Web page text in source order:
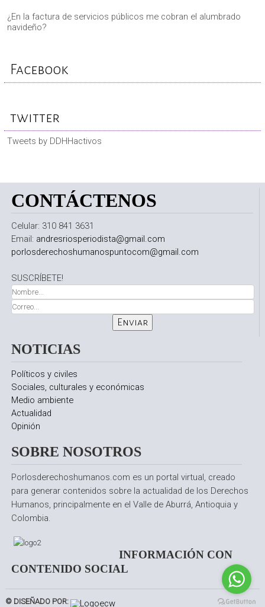
¿En la factura de servicios públicos me cobran el alumbrado
navideño?
Facebook
twitter
Tweets by DDHHactivos
CONTÁCTENOS
Celular: 310 841 3631
Email: andresriosperiodista@gmail.com
porlosderechoshumanospuntocom@gmail.com
SUSCRÍBETE!
NOTICIAS
Políticos y civiles
Sociales, culturales y económicas
Medio ambiente
Actualidad
Opinión
SOBRE NOSOTROS
Porlosderechoshumanos.com es un portal virtual, creado
para generar contenidos sobre la actualidad de los Derechos
Humanos, principalmente en el Valle de Aburrá, Antioquia y
Colombia.
INFORMACIÓN CON
CONTENIDO SOCIAL
© DISEÑADO POR: